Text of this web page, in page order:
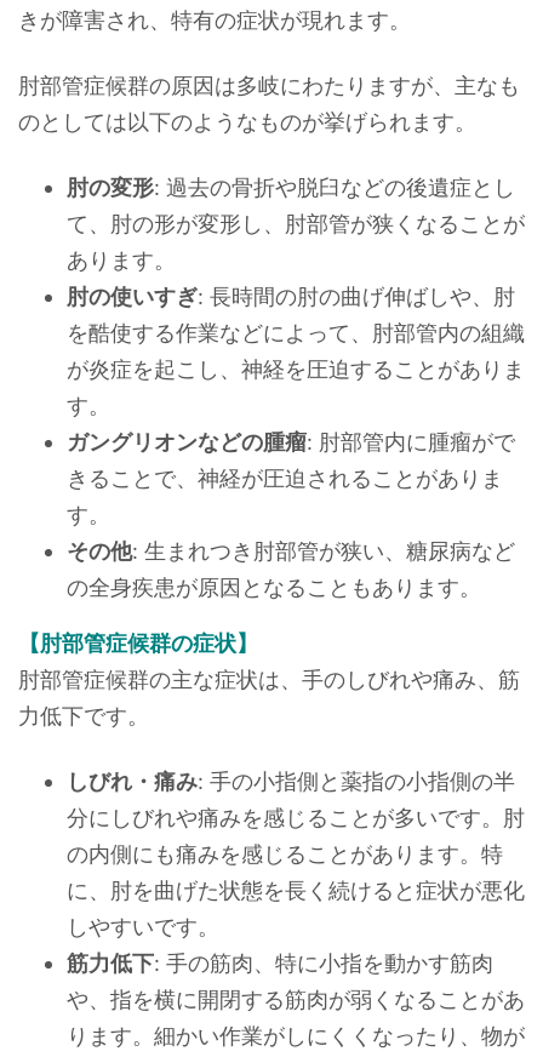
きが障害され、特有の症状が現れます。
肘部管症候群の原因は多岐にわたりますが、主なも
のとしては以下のようなものが挙げられます。
肘の変形: 過去の骨折や脱臼などの後遺症とし
て、肘の形が変形し、肘部管が狭くなることが
あります。
肘の使いすぎ: 長時間の肘の曲げ伸ばしや、肘
を酷使する作業などによって、肘部管内の組織
が炎症を起こし、神経を圧迫することがありま
す。
ガングリオンなどの腫瘤: 肘部管内に腫瘤がで
きることで、神経が圧迫されることがありま
す。
その他: 生まれつき肘部管が狭い、糖尿病など
の全身疾患が原因となることもあります。
【肘部管症候群の症状】
肘部管症候群の主な症状は、手のしびれや痛み、筋
力低下です。
しびれ・痛み: 手の小指側と薬指の小指側の半
分にしびれや痛みを感じることが多いです。肘
の内側にも痛みを感じることがあります。特
に、肘を曲げた状態を長く続けると症状が悪化
しやすいです。
筋力低下: 手の筋肉、特に小指を動かす筋肉
や、指を横に開閉する筋肉が弱くなることがあ
ります。細かい作業がしにくくなったり、物が